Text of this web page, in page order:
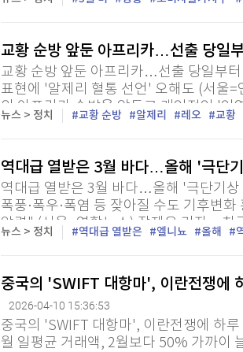
간) 보도했다. 로이터는 자사가 경제학자
교황 순방 앞둔 아프리카…선출 당일
교황 순방 앞둔 아프리카…선출 당일부
표현에 '알제리 혈통 선언' 오해도 (서울
의 아프리카 순방을 앞두고 개인적인 '
간) AP통신이 보도했다. 레오 14세는...
뉴스 > 정치 교황 순방 알제리 레오 교황
역대급 열받은 3월 바다…올해 '극단
역대급 열받은 3월 바다…올해 '극단기
폭풍·폭우·폭염 등 잦아질 수도 기후변
압력" (서울=연합뉴스) 장재은 기자 = 최
라 올해 극단적 기상의 빈발 위험을 알렸
뉴스 > 정치 역대급 열받은 엘니뇨 올해
중국의 'SWIFT 대항마', 이란전쟁에
2026-04-10 15:36:53
중국의 'SWIFT 대항마', 이란전쟁에 하
월 일평균 거래액, 2월보다 50% 가까이